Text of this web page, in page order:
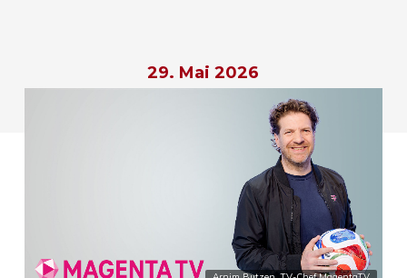
29. Mai 2026